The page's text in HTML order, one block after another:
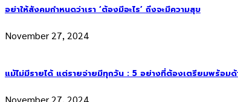
อย่าให้สังคมกำหนดว่าเรา ‘ต้องมีอะไร’ ถึงจะมีความสุข
November 27, 2024
แม้ไม่มีรายได้ แต่รายจ่ายมีทุกวัน : 5 อย่างที่ต้องเตรียมพร้อมด้